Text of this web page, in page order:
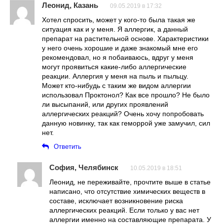
Леонид, Казань 09.05.2019 в 17:32
Хотел спросить, может у кого-то была такая же
ситуация как и у меня. Я аллергик, а данный
препарат на растительной основе. Характеристики
у него очень хорошие и даже знакомый мне его
рекомендовал, но я побаиваюсь, вдруг у меня
могут проявиться какие-либо аллергические
реакции. Аллергия у меня на пыль и пыльцу.
Может кто-нибудь с таким же видом аллергии
использовал Проктонол? Как все прошло? Не было
ли высыпаний, или других проявлений
аллергических реакций? Очень хочу попробовать
данную новинку, так как геморрой уже замучил, сил
нет.
Ответить
София, Челябинск 10.05.2019 в 18:51
Леонид, не переживайте, прочтите выше в статье
написано, что отсутствие химических веществ в
составе, исключает возникновение риска
аллергических реакций. Если только у вас нет
аллергии именно на составляющие препарата. У